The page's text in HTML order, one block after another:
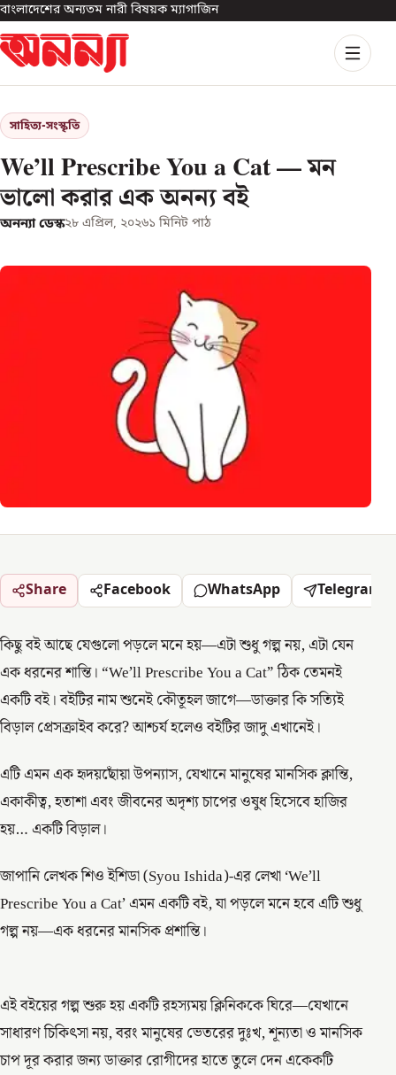
বাংলাদেশের অন্যতম নারী বিষয়ক ম্যাগাজিন
সাহিত্য-সংস্কৃতি
We’ll Prescribe You a Cat — মন
ভালো করার এক অনন্য বই
অনন্যা ডেস্ক২৮ এপ্রিল, ২০২৬১ মিনিট পাঠ
Share Facebook WhatsApp Telegram
কিছু বই আছে যেগুলো পড়লে মনে হয়—এটা শুধু গল্প নয়, এটা যেন
এক ধরনের শান্তি। “We’ll Prescribe You a Cat” ঠিক তেমনই
একটি বই। বইটির নাম শুনেই কৌতূহল জাগে—ডাক্তার কি সত্যিই
বিড়াল প্রেসক্রাইব করে? আশ্চর্য হলেও বইটির জাদু এখানেই।
এটি এমন এক হৃদয়ছোঁয়া উপন্যাস, যেখানে মানুষের মানসিক ক্লান্তি,
একাকীত্ব, হতাশা এবং জীবনের অদৃশ্য চাপের ওষুধ হিসেবে হাজির
হয়… একটি বিড়াল।
জাপানি লেখক শিও ইশিডা (Syou Ishida)-এর লেখা ‘We’ll
Prescribe You a Cat’ এমন একটি বই, যা পড়লে মনে হবে এটি শুধু
গল্প নয়—এক ধরনের মানসিক প্রশান্তি।
এই বইয়ের গল্প শুরু হয় একটি রহস্যময় ক্লিনিককে ঘিরে—যেখানে
সাধারণ চিকিৎসা নয়, বরং মানুষের ভেতরের দুঃখ, শূন্যতা ও মানসিক
চাপ দূর করার জন্য ডাক্তার রোগীদের হাতে তুলে দেন একেকটি